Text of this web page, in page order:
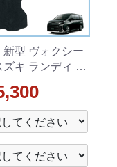
新型 ヴォクシー
ズキ ランディ 90
ト DXシリーズ